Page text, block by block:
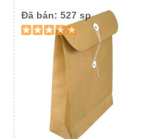
Đã bán: 527 sp